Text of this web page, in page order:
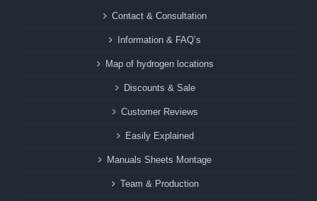
Contact & Consultation
Information & FAQ’s
Map of hydrogen locations
Discounts & Sale
Customer Reviews
Easily Explained
Manuals Sheets Montage
Team & Production